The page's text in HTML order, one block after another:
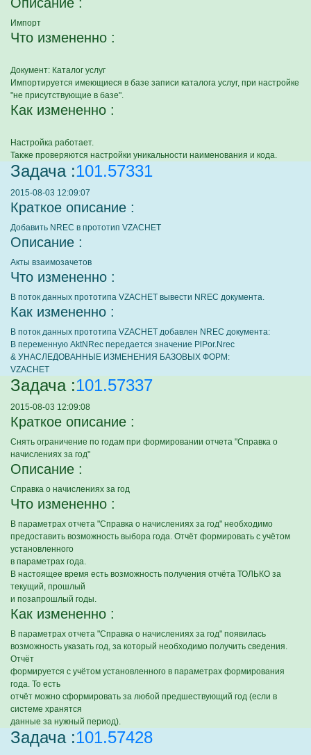
Импорт
Что измененно :
Документ: Каталог услуг
Импортируется имеющиеся в базе записи каталога услуг, при настройке
"не присутствующие в базе".
Как измененно :
Настройка работает.
Также проверяются настройки уникальности наименования и кода.
Задача :101.57331
2015-08-03 12:09:07
Краткое описание :
Добавить NREC в прототип VZACHET
Описание :
Акты взаимозачетов
Что измененно :
В поток данных прототипа VZACHET вывести NREC документа.
Как измененно :
В поток данных прототипа VZACHET добавлен NREC документа:
В переменную AktNRec передается значение PlPor.Nrec
& УНАСЛЕДОВАННЫЕ ИЗМЕНЕНИЯ БАЗОВЫХ ФОРМ:
VZACHET
Задача :101.57337
2015-08-03 12:09:08
Краткое описание :
Снять ограничение по годам при формировании отчета "Справка о
начислениях за год"
Описание :
Справка о начислениях за год
Что измененно :
В параметрах отчета "Справка о начислениях за год" необходимо
предоставить возможность выбора года. Отчёт формировать с учётом
установленного
в параметрах года.
В настоящее время есть возможность получения отчёта ТОЛЬКО за
текущий, прошлый
и позапрошлый годы.
Как измененно :
В параметрах отчета "Справка о начислениях за год" появилась
возможность указать год, за который необходимо получить сведения.
Отчёт
формируется с учётом установленного в параметрах формирования
года. То есть
отчёт можно сформировать за любой предшествующий год (если в
системе хранятся
данные за нужный период).
Задача :101.57428